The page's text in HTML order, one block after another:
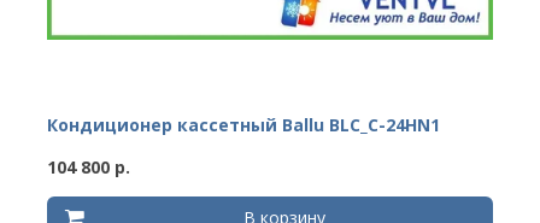
Кондиционер кассетный Ballu BLC_C-24HN1
104 800 р.
В корзину